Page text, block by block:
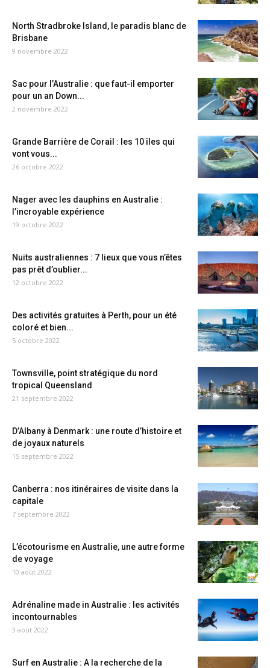
North Stradbroke Island, le paradis blanc de
Brisbane
9 novembre 2022
Sac pour l’Australie : que faut-il emporter
pour un an Down...
2 novembre 2022
Grande Barrière de Corail : les 10 îles qui
vont vous...
26 octobre 2022
Nager avec les dauphins en Australie :
l’incroyable expérience
19 octobre 2022
Nuits australiennes : 7 lieux que vous n’êtes
pas prêt d’oublier...
12 octobre 2022
Des activités gratuites à Perth, pour un été
coloré et bien...
5 octobre 2022
Townsville, point stratégique du nord
tropical Queensland
21 septembre 2022
D’Albany à Denmark : une route d’histoire et
de joyaux naturels
15 septembre 2022
Canberra : nos itinéraires de visite dans la
capitale
7 septembre 2022
L’écotourisme en Australie, une autre forme
de voyage
10 août 2022
Adrénaline made in Australie : les activités
incontournables
3 août 2022
Surf en Australie : A la recherche de la